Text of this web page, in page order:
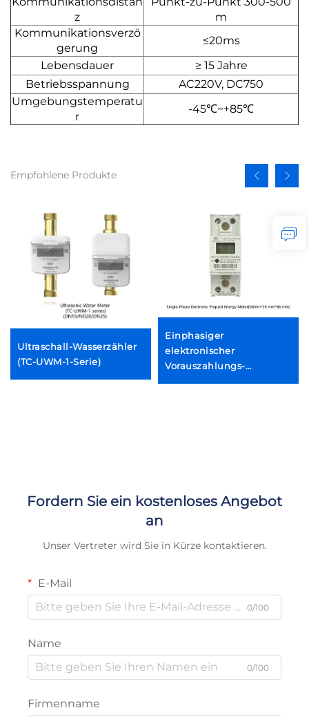
z
m
Kommunikationsverzö
gerung
≤20ms
Lebensdauer
≥ 15 Jahre
Betriebsspannung
AC220V, DC750
Umgebungstemperatu
r
-45℃~+85℃
Empfohlene Produkte
Ultraschall-Wasserzähler
(TC-UWM-1-Serie)
Einphasiger
elektronischer
Vorauszahlungs-
Fordern Sie ein kostenloses Angebot
an
Unser Vertreter wird Sie in Kürze kontaktieren.
E-Mail
0/100
Name
0/100
Firmenname